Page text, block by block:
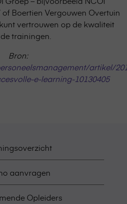
Boertien Vergouwen Overtuin
vertrouwen op de kwaliteit
trainingen.
Bron:
artikel/
e-learning-10130405
aanvragen
Opleiders